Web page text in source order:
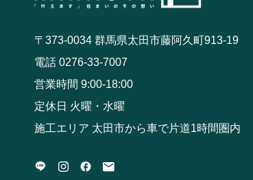
〒373-0034 群馬県太田市藤阿久町913-19
電話 0276-33-7007
営業時間 9:00-18:00
定休日 火曜・水曜
施工エリア 太田市から車で片道1時間圏内